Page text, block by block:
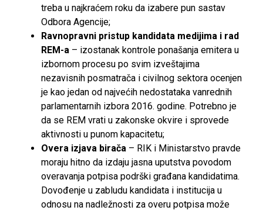
treba u najkraćem roku da izabere pun sastav
Odbora Agencije;
Ravnopravni pristup kandidata medijima i rad
REM-a – izostanak kontrole ponašanja emitera u
izbornom procesu po svim izveštajima
nezavisnih posmatrača i civilnog sektora ocenjen
je kao jedan od najvećih nedostataka vanrednih
parlamentarnih izbora 2016. godine. Potrebno je
da se REM vrati u zakonske okvire i sprovede
aktivnosti u punom kapacitetu;
Overa izjava birača – RIK i Ministarstvo pravde
moraju hitno da izdaju jasna uputstva povodom
overavanja potpisa podrški građana kandidatima.
Dovođenje u zabludu kandidata i institucija u
odnosu na nadležnosti za overu potpisa može